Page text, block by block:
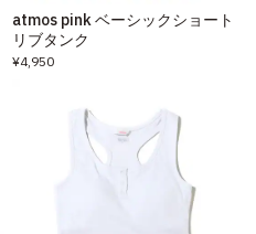
atmos pink ベーシックショート
リブタンク
¥4,950